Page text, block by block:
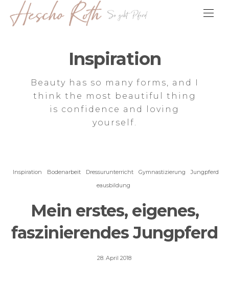
Inspiration
Beauty has so many forms, and I
think the most beautiful thing
is confidence and loving
yourself.
Inspiration Bodenarbeit Dressurunterricht Gymnastizierung
Jungpferd
eausbildung
Mein erstes, eigenes,
faszinierendes Jungpferd
Posted
28. April 2018